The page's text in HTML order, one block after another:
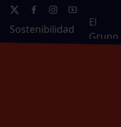
Sostenibilidad
El
Grupo